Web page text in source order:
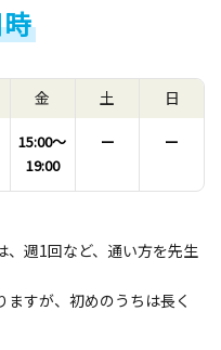
金
15:00〜
19:00
土
ー
日
ー
週1回など、通い方を先生
すが、初めのうちは長く